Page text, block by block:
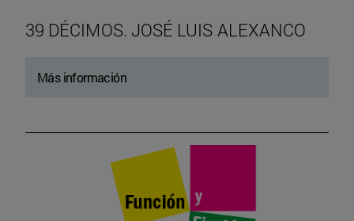
39 DÉCIMOS. JOSÉ LUIS ALEXANCO
Más información